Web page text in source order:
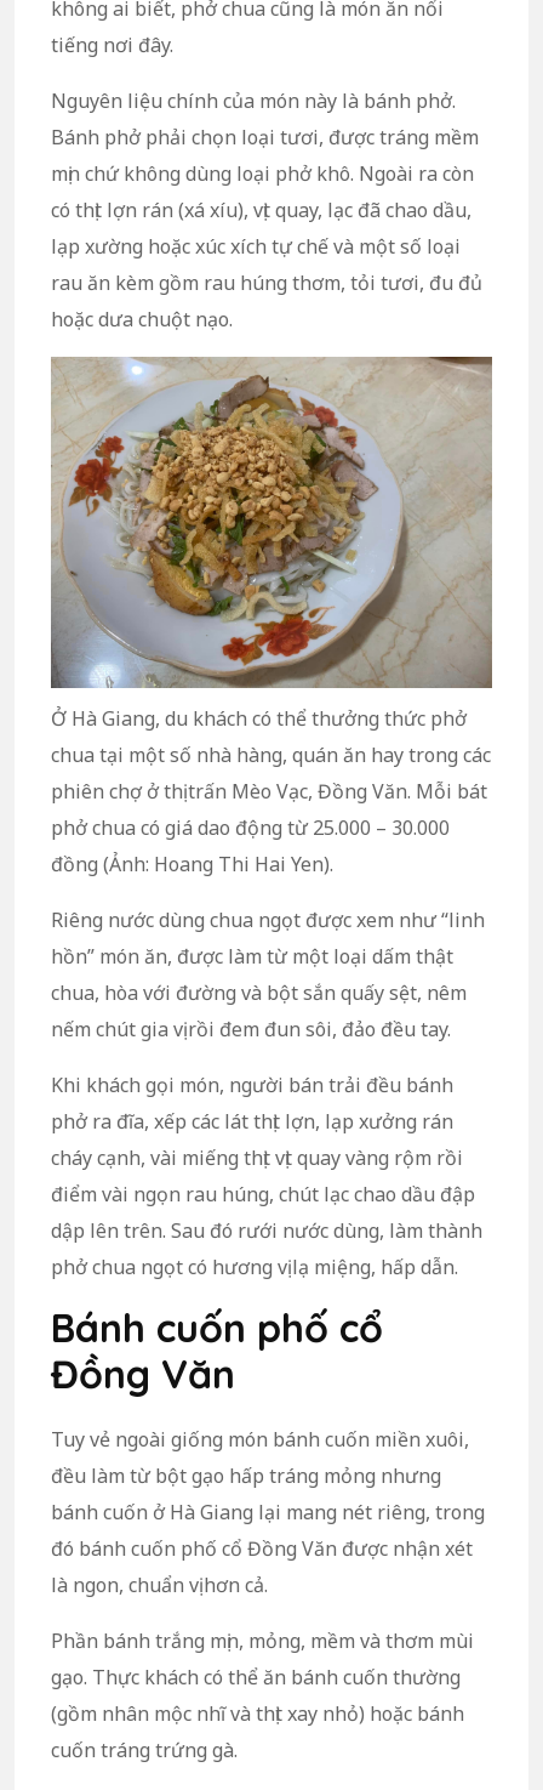
không ai biết, phở chua cũng là món ăn nổi
tiếng nơi đây.
Nguyên liệu chính của món này là bánh phở.
Bánh phở phải chọn loại tươi, được tráng mềm
mịn chứ không dùng loại phở khô. Ngoài ra còn
có thịt lợn rán (xá xíu), vịt quay, lạc đã chao dầu,
lạp xường hoặc xúc xích tự chế và một số loại
rau ăn kèm gồm rau húng thơm, tỏi tươi, đu đủ
hoặc dưa chuột nạo.
Ở Hà Giang, du khách có thể thưởng thức phở
chua tại một số nhà hàng, quán ăn hay trong các
phiên chợ ở thị trấn Mèo Vạc, Đồng Văn. Mỗi bát
phở chua có giá dao động từ 25.000 – 30.000
đồng (Ảnh: Hoang Thi Hai Yen).
Riêng nước dùng chua ngọt được xem như “linh
hồn” món ăn, được làm từ một loại dấm thật
chua, hòa với đường và bột sắn quấy sệt, nêm
nếm chút gia vị rồi đem đun sôi, đảo đều tay.
Khi khách gọi món, người bán trải đều bánh
phở ra đĩa, xếp các lát thịt lợn, lạp xưởng rán
cháy cạnh, vài miếng thịt vịt quay vàng rộm rồi
điểm vài ngọn rau húng, chút lạc chao dầu đập
dập lên trên. Sau đó rưới nước dùng, làm thành
phở chua ngọt có hương vị lạ miệng, hấp dẫn.
Bánh cuốn phố cổ
Đồng Văn
Tuy vẻ ngoài giống món bánh cuốn miền xuôi,
đều làm từ bột gạo hấp tráng mỏng nhưng
bánh cuốn ở Hà Giang lại mang nét riêng, trong
đó bánh cuốn phố cổ Đồng Văn được nhận xét
là ngon, chuẩn vị hơn cả.
Phần bánh trắng mịn, mỏng, mềm và thơm mùi
gạo. Thực khách có thể ăn bánh cuốn thường
(gồm nhân mộc nhĩ và thịt xay nhỏ) hoặc bánh
cuốn tráng trứng gà.